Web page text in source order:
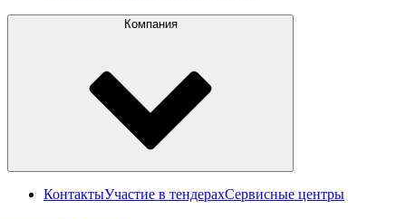
Компания
КонтактыУчастие в тендерахСервисные центры